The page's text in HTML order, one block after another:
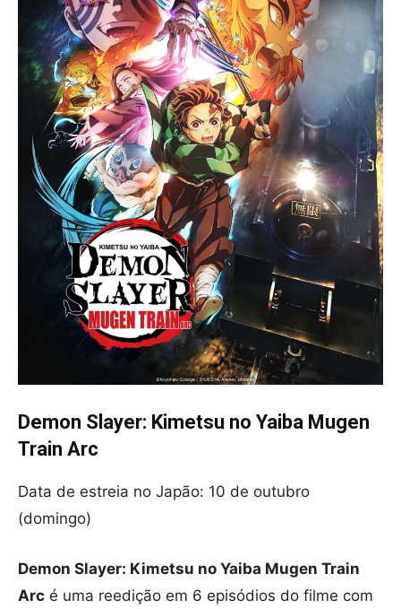
Demon Slayer: Kimetsu no Yaiba Mugen
Train Arc
Data de estreia no Japão: 10 de outubro
(domingo)
Demon Slayer: Kimetsu no Yaiba Mugen Train
Arc é uma reedição em 6 episódios do filme com